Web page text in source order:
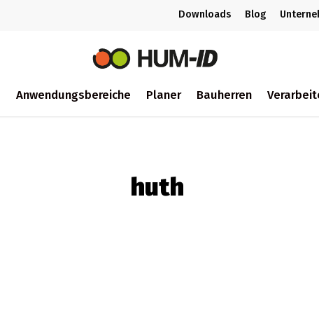
Downloads Blog
Anwendungsbereiche Planer Bauherren
huth